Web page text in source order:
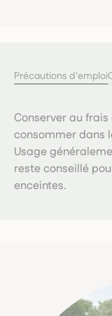
Précautions d'emploi
Conserver au
consommer dans
Usage
reste conseillé
enceintes.